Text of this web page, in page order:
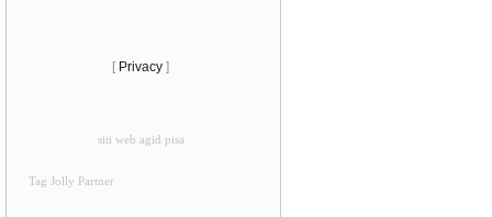
[ Privacy ]
siti web agid pisa
Tag Jolly Partner